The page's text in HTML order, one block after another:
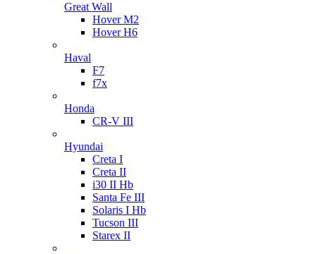
Great Wall
Hover M2
Hover H6
Haval
F7
f7x
Honda
CR-V III
Hyundai
Creta I
Creta II
i30 II Hb
Santa Fe III
Solaris I Hb
Tucson III
Starex II